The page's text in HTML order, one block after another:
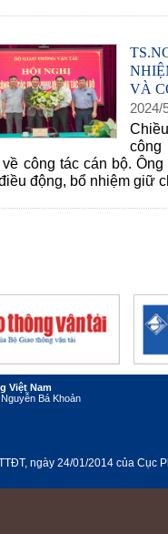
VÀ
2024/
công
công tác cán bộ.
động, bổ nhiệm giữ
Việt Nam
Bá Khoản
ngày 24/01/2014 của Cục